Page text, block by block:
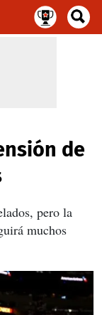
de
pero la
muchos